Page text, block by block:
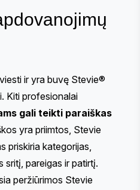
ir yra buvę Stevie®
Kiti profesionalai
gali teikti paraiškas
yra priimtos, Stevie
priskiria kategorijas,
sritį, pareigas ir patirtį.
peržiūrimos Stevie